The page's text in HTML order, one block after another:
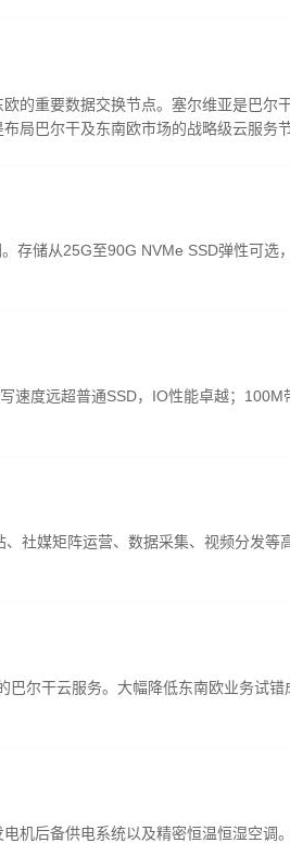
的重要数据交换节点。塞尔维亚是巴
局巴尔干及东南欧市场的战略级云服务节
存储从25G至90G NVMe SSD弹性可
度远超普通SSD，IO性能卓越；
社媒矩阵运营、数据采集、视频分发
尔干云服务。大幅降低东南欧业务试
机后备供电系统以及精密恒温恒湿空调